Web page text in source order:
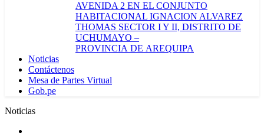
AVENIDA 2 EN EL CONJUNTO
HABITACIONAL IGNACION ALVAREZ
THOMAS SECTOR I Y II, DISTRITO DE
UCHUMAYO –
PROVINCIA DE AREQUIPA
Noticias
Contáctenos
Mesa de Partes Virtual
Gob.pe
Noticias